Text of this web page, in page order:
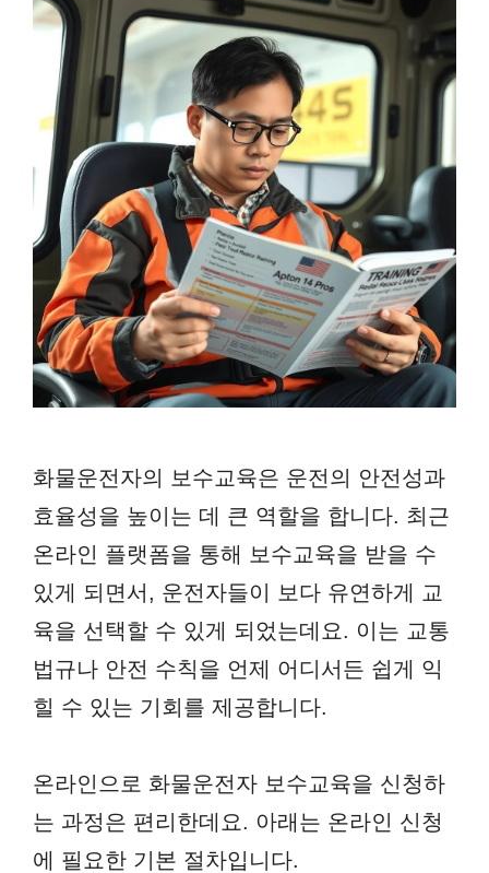
화물운전자의 보수교육은 운전의 안전성과
효율성을 높이는 데 큰 역할을 합니다. 최근
온라인 플랫폼을 통해 보수교육을 받을 수
있게 되면서, 운전자들이 보다 유연하게 교
육을 선택할 수 있게 되었는데요. 이는 교통
법규나 안전 수칙을 언제 어디서든 쉽게 익
힐 수 있는 기회를 제공합니다.
온라인으로 화물운전자 보수교육을 신청하
는 과정은 편리한데요. 아래는 온라인 신청
에 필요한 기본 절차입니다.